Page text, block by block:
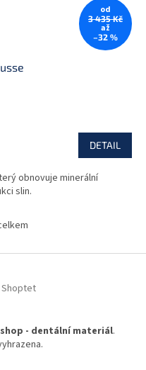
od
3 435 Kč
až
–32 %
DETAIL
obnovuje minerální
slin.
- dentální materiál.